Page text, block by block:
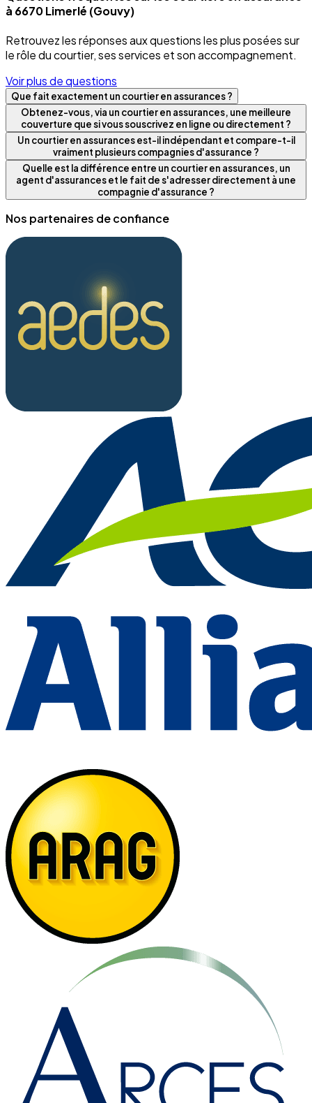
à 6670 Limerlé (Gouvy)
Retrouvez les réponses aux questions les plus posées sur
le rôle du courtier, ses services et son accompagnement.
Voir plus de questions
Que fait exactement un courtier en assurances ?
Obtenez-vous, via un courtier en assurances, une meilleure
couverture que si vous souscrivez en ligne ou directement ?
Un courtier en assurances est-il indépendant et compare-t-il
vraiment plusieurs compagnies d'assurance ?
Quelle est la différence entre un courtier en assurances, un
agent d'assurances et le fait de s'adresser directement à une
compagnie d'assurance ?
Nos partenaires de confiance